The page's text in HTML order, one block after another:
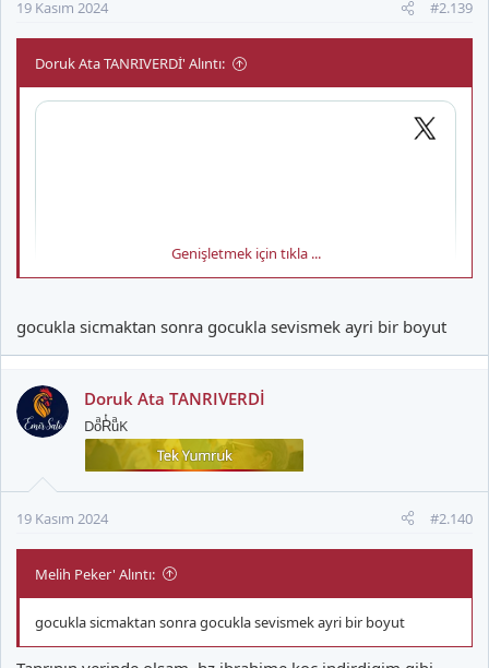
19 Kasım 2024 #2.139
Doruk Ata TANRIVERDİ' Alıntı:
Genişletmek için tıkla ...
gocukla sicmaktan sonra gocukla sevismek ayri bir boyut
Doruk Ata TANRIVERDİ
DoͣRͭuͣK
19 Kasım 2024 #2.140
Melih Peker' Alıntı:
gocukla sicmaktan sonra gocukla sevismek ayri bir boyut